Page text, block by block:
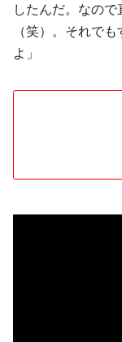
したんだ。なの
（笑）。それで
よ」